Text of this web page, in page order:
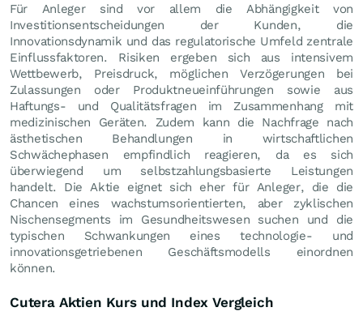
Für Anleger sind vor allem die Abhängigkeit von
Investitionsentscheidungen der Kunden, die
Innovationsdynamik und das regulatorische Umfeld zentrale
Einflussfaktoren. Risiken ergeben sich aus intensivem
Wettbewerb, Preisdruck, möglichen Verzögerungen bei
Zulassungen oder Produktneueinführungen sowie aus
Haftungs- und Qualitätsfragen im Zusammenhang mit
medizinischen Geräten. Zudem kann die Nachfrage nach
ästhetischen Behandlungen in wirtschaftlichen
Schwächephasen empfindlich reagieren, da es sich
überwiegend um selbstzahlungsbasierte Leistungen
handelt. Die Aktie eignet sich eher für Anleger, die die
Chancen eines wachstumsorientierten, aber zyklischen
Nischensegments im Gesundheitswesen suchen und die
typischen Schwankungen eines technologie- und
innovationsgetriebenen Geschäftsmodells einordnen
können.
Cutera Aktien Kurs und Index Vergleich